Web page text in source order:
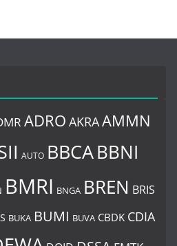
ADRO AKRAAMMN
AUTO BBCABBNI
BMRI BNGA BREN BRIS
BUKA BUMI BUVA CBDK CDIA